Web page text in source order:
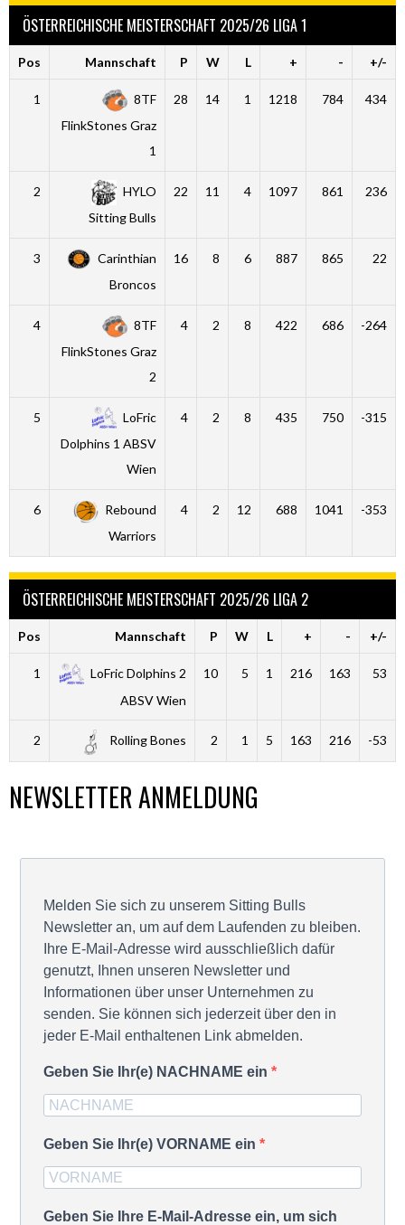
ÖSTERREICHISCHE MEISTERSCHAFT 2025/26 LIGA 1
Pos Mannschaft P W L + - +/-
1
8TF
FlinkStones Graz
1
28 14 1 1218 784 434
2
HYLO
Sitting Bulls
22 11 4 1097 861 236
3
Carinthian
Broncos
16 8 6 887 865 22
4
8TF
FlinkStones Graz
2
4 2 8 422 686 -264
5
LoFric
Dolphins 1 ABSV
Wien
4 2 8 435 750 -315
6
Rebound
Warriors
4 2 12 688 1041 -353
ÖSTERREICHISCHE MEISTERSCHAFT 2025/26 LIGA 2
Pos Mannschaft P W L + - +/-
1
LoFric Dolphins 2
ABSV Wien
10 5 1 216 163 53
2 Rolling Bones 2 1 5 163 216 -53
NEWSLETTER ANMELDUNG
Melden Sie sich zu unserem Sitting Bulls
Newsletter an, um auf dem Laufenden zu bleiben.
Ihre E-Mail-Adresse wird ausschließlich dafür
genutzt, Ihnen unseren Newsletter und
Informationen über unser Unternehmen zu
senden. Sie können sich jederzeit über den in
jeder E-Mail enthaltenen Link abmelden.
Geben Sie Ihr(e) NACHNAME ein
Geben Sie Ihr(e) VORNAME ein
Geben Sie Ihre E-Mail-Adresse ein, um sich